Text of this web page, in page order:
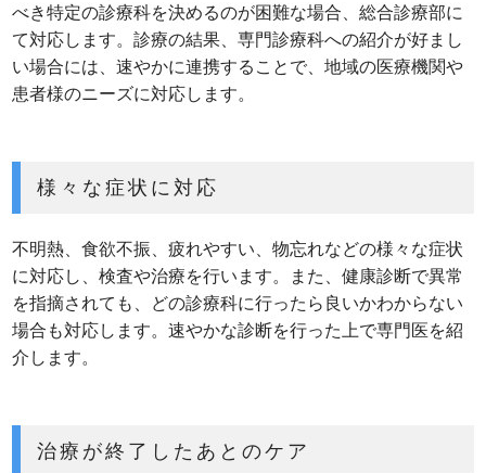
べき特定の診療科を決めるのが困難な場合、総合診療部に
て対応します。診療の結果、専門診療科への紹介が好まし
い場合には、速やかに連携することで、地域の医療機関や
患者様のニーズに対応します。
様々な症状に対応
不明熱、食欲不振、疲れやすい、物忘れなどの様々な症状
に対応し、検査や治療を行います。また、健康診断で異常
を指摘されても、どの診療科に行ったら良いかわからない
場合も対応します。速やかな診断を行った上で専門医を紹
介します。
治療が終了したあとのケア